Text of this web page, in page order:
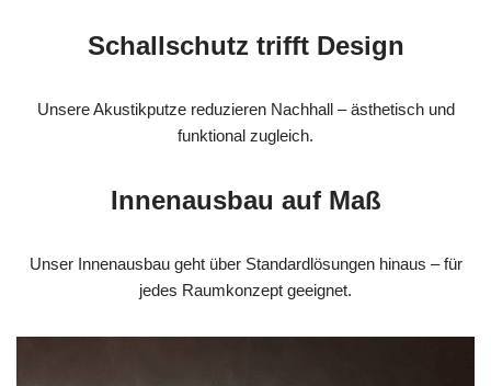
Schallschutz trifft Design
Unsere Akustikputze reduzieren Nachhall – ästhetisch und
funktional zugleich.
Innenausbau auf Maß
Unser Innenausbau geht über Standardlösungen hinaus – für
jedes Raumkonzept geeignet.